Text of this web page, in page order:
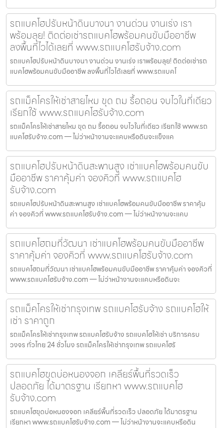
รถแบคโฮปรับหน้าดินบางนา งานด่วน งานเร่ง เรา
พร้อมลุย! ติดต่อเช่ารถแบคโฮพร้อมคนขับมืออาชีพ
ลงพื้นที่ไวได้เลยที่ www.รถแบคโฮรับจ้าง.com
รถแบคโฮปรับหน้าดินบางนา งานด่วน งานเร่ง เราพร้อมลุย! ติดต่อเช่ารถ
แบคโฮพร้อมคนขับมืออาชีพ ลงพื้นที่ไวได้เลยที่ www.รถแบคโ
รถแม็คโครให้เช่าสายไหม ขุด ถม รื้อถอน จบไวในที่เดียว
เรียกใช้ www.รถแบคโฮรับจ้าง.com
รถแม็คโครให้เช่าสายไหม ขุด ถม รื้อถอน จบไวในที่เดียว เรียกใช้ www.รถ
แบคโฮรับจ้าง.com — ไม่ว่าหน้างานจะแคบหรือดินจะแข็งแค
รถแบคโฮปรับหน้าดินสะพานสูง เช่าแบคโฮพร้อมคนขับ
มืออาชีพ ราคาคุ้มค่า จองคิวที่ www.รถแบคโฮ
รับจ้าง.com
รถแบคโฮปรับหน้าดินสะพานสูง เช่าแบคโฮพร้อมคนขับมืออาชีพ ราคาคุ้ม
ค่า จองคิวที่ www.รถแบคโฮรับจ้าง.com — ไม่ว่าหน้างานจะแคบ
รถแบคโฮถมที่วัฒนา เช่าแบคโฮพร้อมคนขับมืออาชีพ
ราคาคุ้มค่า จองคิวที่ www.รถแบคโฮรับจ้าง.com
รถแบคโฮถมที่วัฒนา เช่าแบคโฮพร้อมคนขับมืออาชีพ ราคาคุ้มค่า จองคิวที่
www.รถแบคโฮรับจ้าง.com — ไม่ว่าหน้างานจะแคบหรือดินจะ
รถแม็คโครให้เช่ากรุงเทพ รถแบคโฮรับจ้าง รถแบคโฮให้
เช่า ราคาถูก
รถแม็คโครให้เช่ากรุงเทพ รถแบคโฮรับจ้าง รถแบคโฮให้เช่า บริการครบ
วงจร ทั่วไทย 24 ชั่วโมง รถแม็คโครให้เช่ากรุงเทพ รถแบคโฮรั
รถแบคโฮขุดบ่อหนองจอก เคลียร์พื้นที่รวดเร็ว
ปลอดภัย ได้มาตรฐาน เรียกหา www.รถแบคโฮ
รับจ้าง.com
รถแบคโฮขุดบ่อหนองจอก เคลียร์พื้นที่รวดเร็ว ปลอดภัย ได้มาตรฐาน
เรียกหา www.รถแบคโฮรับจ้าง.com — ไม่ว่าหน้างานจะแคบหรือดิน